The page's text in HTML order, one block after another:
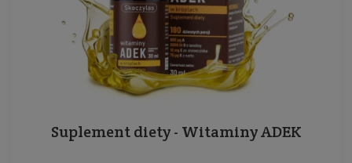
Suplement diety - Witaminy ADEK